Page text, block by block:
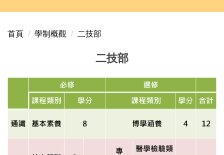
首頁 學制概觀 二技部
二技部